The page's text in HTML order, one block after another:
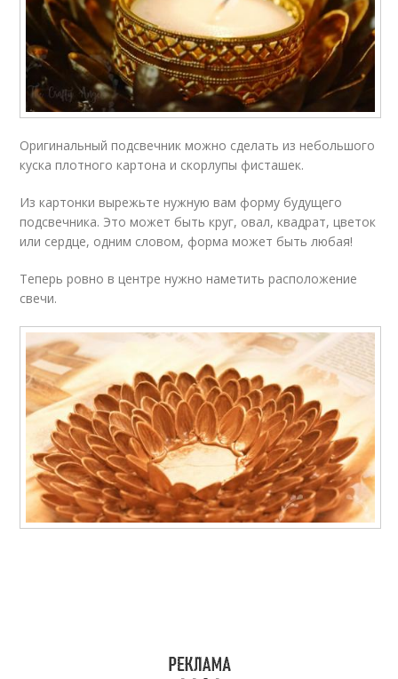
Оригинальный подсвечник можно сделать из небольшого
куска плотного картона и скорлупы фисташек.
Из картонки вырежьте нужную вам форму будущего
подсвечника. Это может быть круг, овал, квадрат, цветок
или сердце, одним словом, форма может быть любая!
Теперь ровно в центре нужно наметить расположение
свечи.